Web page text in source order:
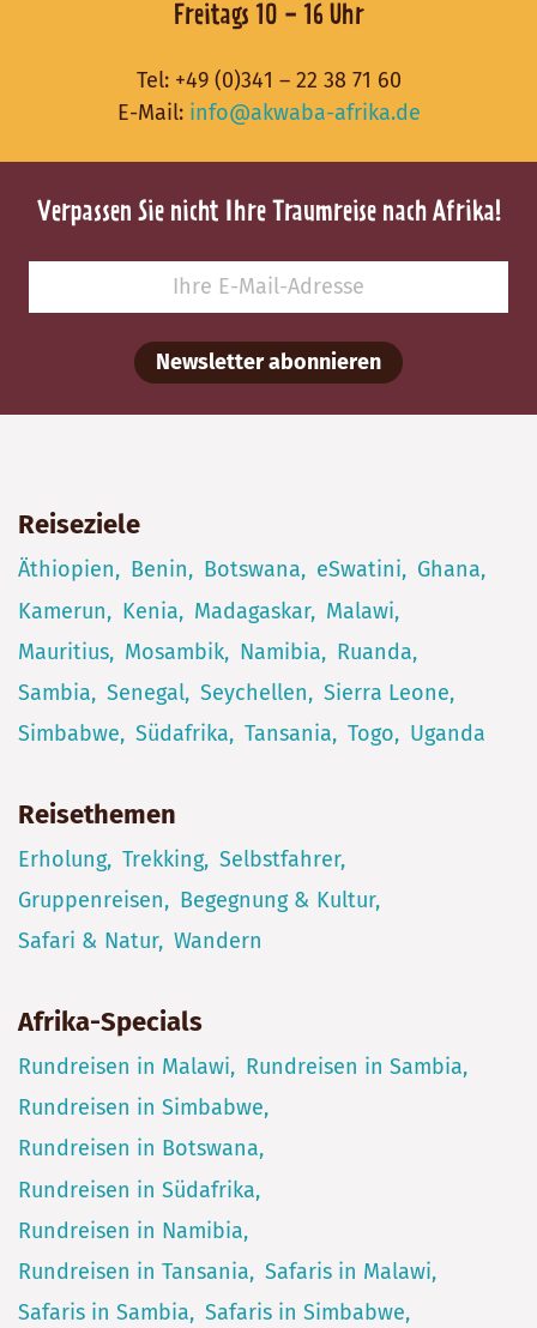
Freitags 10 - 16 Uhr
Tel: +49 (0)341 – 22 38 71 60
E-Mail: info@akwaba-afrika.de
Verpassen Sie nicht Ihre Traumreise nach Afrika!
Newsletter abonnieren
Reiseziele
Äthiopien Benin Botswana eSwatini
Ghana
Kamerun
Kenia Madagaskar
Malawi
Mauritius
Mosambik Namibia
Ruanda
Sambia
Senegal Seychellen
Sierra Leone
Simbabwe
Südafrika Tansania Togo Uganda
Reisethemen
Erholung Trekking Selbstfahrer
Gruppenreisen
Begegnung & Kultur
Safari & Natur Wandern
Afrika-Specials
Rundreisen in Malawi
Rundreisen in Sambia
Rundreisen in Simbabwe
Rundreisen in Botswana
Rundreisen in Südafrika
Rundreisen in Namibia
Rundreisen in Tansania
Safaris in Malawi
Safaris in Sambia
Safaris in Simbabwe